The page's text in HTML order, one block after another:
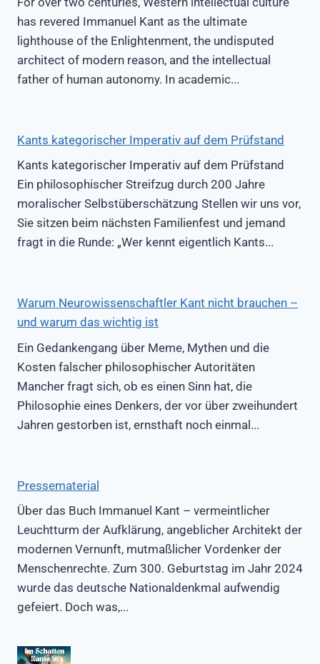
has revered Immanuel Kant as the ultimate
lighthouse of the Enlightenment, the undisputed
architect of modern reason, and the intellectual
father of human autonomy. In academic...
Kants kategorischer Imperativ auf dem Prüfstand
Kants kategorischer Imperativ auf dem Prüfstand
Ein philosophischer Streifzug durch 200 Jahre
moralischer Selbstüberschätzung Stellen wir uns vor,
Sie sitzen beim nächsten Familienfest und jemand
fragt in die Runde: „Wer kennt eigentlich Kants...
Warum Neurowissenschaftler Kant nicht brauchen –
und warum das wichtig ist
Ein Gedankengang über Meme, Mythen und die
Kosten falscher philosophischer Autoritäten
Mancher fragt sich, ob es einen Sinn hat, die
Philosophie eines Denkers, der vor über zweihundert
Jahren gestorben ist, ernsthaft noch einmal...
Pressematerial
Über das Buch Immanuel Kant – vermeintlicher
Leuchtturm der Aufklärung, angeblicher Architekt der
modernen Vernunft, mutmaßlicher Vordenker der
Menschenrechte. Zum 300. Geburtstag im Jahr 2024
wurde das deutsche Nationaldenkmal aufwendig
gefeiert. Doch was,...